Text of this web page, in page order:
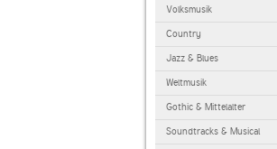
Volksmusik
Country
Jazz & Blues
Weltmusik
Gothic & Mittelalter
Soundtracks & Musical